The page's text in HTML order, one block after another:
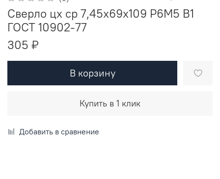
Сверло цх ср 7,45х69х109 Р6М5 В1
ГОСТ 10902-77
305 ₽
В корзину
Купить в 1 клик
Добавить в сравнение